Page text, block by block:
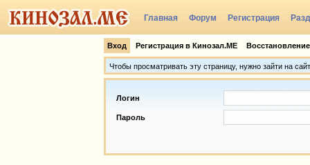
Главная Форум Регистрация
Вход Регистрация в Кинозал.МЕ
Чтобы просматривать эту страницу, нужно зайти на сайт
Логин
Пароль